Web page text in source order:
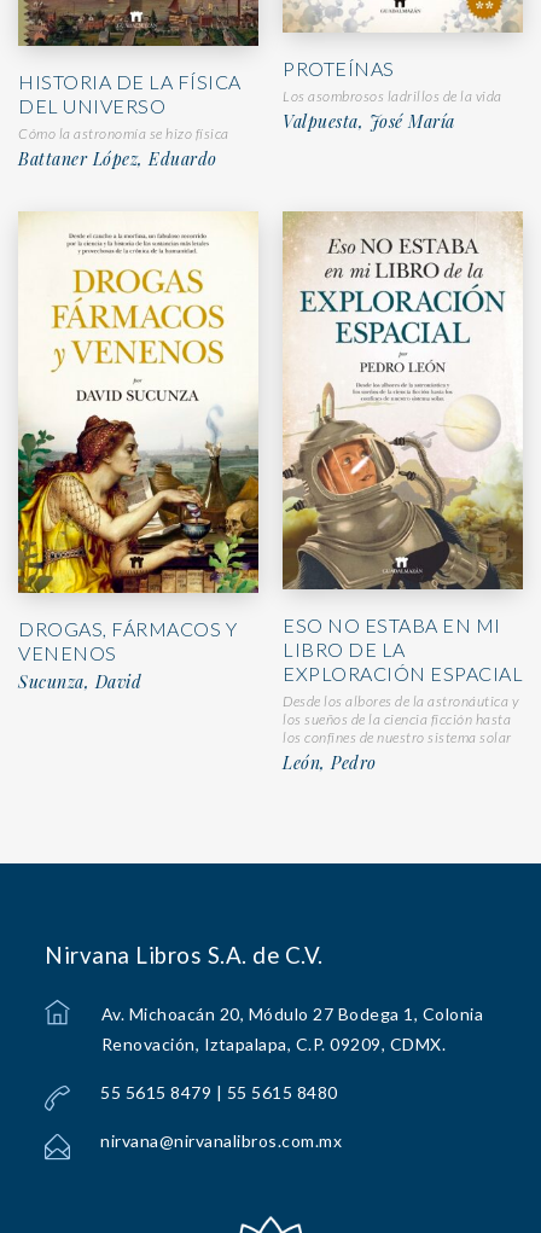
HISTORIA DE LA FÍSICA
DEL UNIVERSO
Cómo la astronomía se hizo física
Battaner López, Eduardo
PROTEÍNAS
Los asombrosos ladrillos de la vida
Valpuesta, José María
DROGAS, FÁRMACOS Y
VENENOS
Sucunza, David
ESO NO ESTABA EN MI
LIBRO DE LA
EXPLORACIÓN ESPACIAL
Desde los albores de la astronáutica y
los sueños de la ciencia ficción hasta
los confines de nuestro sistema solar
León, Pedro
Nirvana Libros S.A. de C.V.
Av. Michoacán 20, Módulo 27 Bodega 1, Colonia
Renovación, Iztapalapa, C.P. 09209, CDMX.
55 5615 8479 | 55 5615 8480
nirvana@nirvanalibros.com.mx